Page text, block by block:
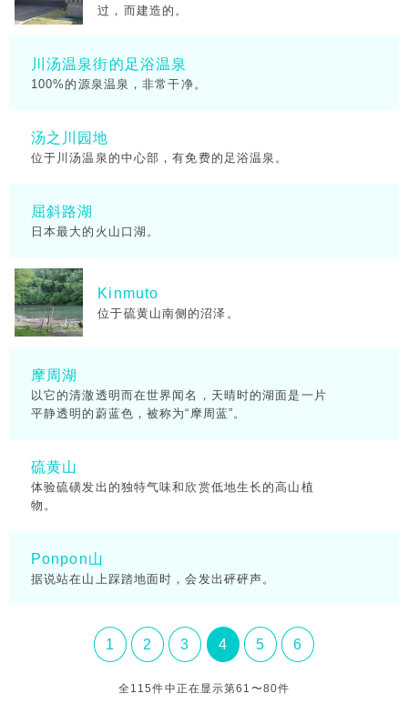
过，而建造的。
川汤温泉街的足浴温泉
100%的源泉温泉，非常干净。
汤之川园地
位于川汤温泉的中心部，有免费的足浴温泉。
屈斜路湖
日本最大的火山口湖。
Kinmuto
位于硫黄山南侧的沼泽。
摩周湖
以它的清澈透明而在世界闻名，天晴时的湖面是一片
平静透明的蔚蓝色，被称为“摩周蓝”。
硫黄山
体验硫磺发出的独特气味和欣赏低地生长的高山植
物。
Ponpon山
据说站在山上踩踏地面时，会发出砰砰声。
1 2 3 4 5 6
全115件中正在显示第61〜80件